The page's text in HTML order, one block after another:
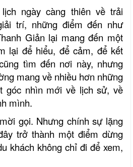
ngày càng thiên về trải
trí, những điểm đến như
Giản lại mang đến một
lại để hiểu, để cảm, để kết
tìm đến nơi này, nhưng
mang về nhiều hơn những
góc nhìn mới về lịch sử, về
mình.
gọi. Nhưng chính sự lặng
trở thành một điểm dừng
khách không chỉ đi để xem,